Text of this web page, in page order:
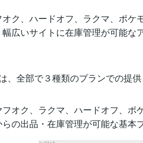
オク、ハードオフ、ラクマ、ポケ
幅広いサイトに在庫管理が可能な
、全部で３種類のプランでの提供
オク、ラクマ、ハードオフ、ポ
の出品・在庫管理が可能な基本プ